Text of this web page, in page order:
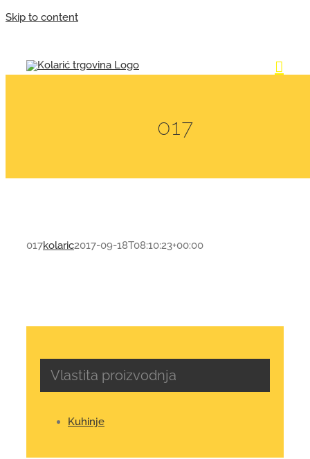
Skip to content
017
017kolaric2017-09-18T08:10:23+00:00
Vlastita proizvodnja
Kuhinje